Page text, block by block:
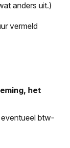
anders uit.)
vermeld
het
btw-